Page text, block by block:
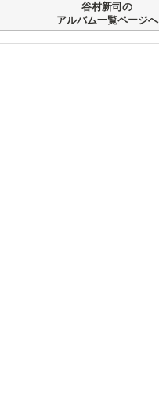
谷村新司の
アルバム一覧ページへ